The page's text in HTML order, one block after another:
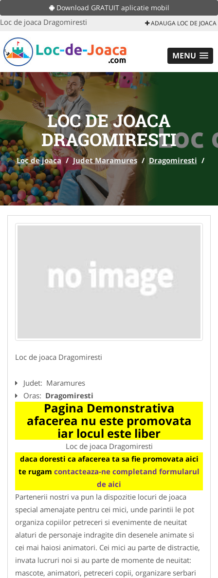
Download GRATUIT aplicatie mobil
Loc de joaca Dragomiresti ADAUGA LOC DE JOACA
MENU
LOC DE JOACA
DRAGOMIRESTI
Loc de joaca / Judet Maramures / Dragomiresti /
Loc de joaca Dragomiresti
Judet: Maramures
Oras: Dragomiresti
Pagina Demonstrativa
afacerea nu este promovata
iar locul este liber
Loc de joaca Dragomiresti
daca doresti ca afacerea ta sa fie promovata aici
te rugam contacteaza-ne completand formularul
de aici
Partenerii nostri va pun la dispozitie locuri de joaca
special amenajate pentru cei mici, unde parintii le pot
organiza copiilor petreceri si evenimente de neuitat
alaturi de personaje indragite din desenele animate si
cei mai haiosi animatori. Cei mici au parte de distractie,
invata lucruri noi si au parte de momente de neuitat:
mascote, animatori, petreceri copii, organizare serbari